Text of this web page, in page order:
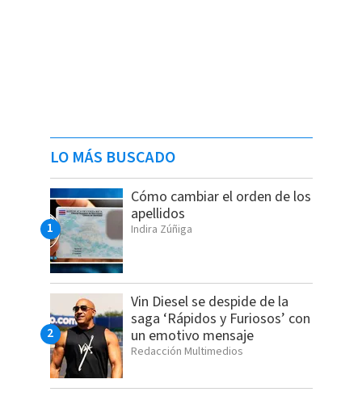
LO MÁS BUSCADO
Cómo cambiar el orden de los
apellidos
Indira Zúñiga
Vin Diesel se despide de la
saga ‘Rápidos y Furiosos’ con
un emotivo mensaje
Redacción Multimedios